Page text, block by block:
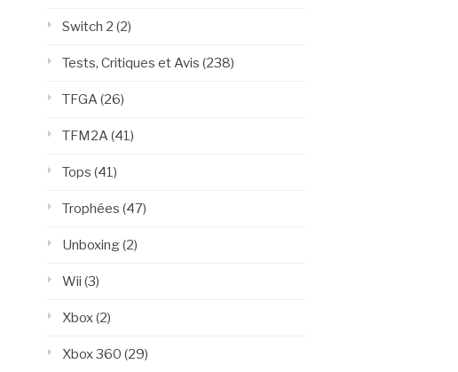
Switch 2 (2)
Tests, Critiques et Avis (238)
TFGA (26)
TFM2A (41)
Tops (41)
Trophées (47)
Unboxing(2)
Wii (3)
Xbox(2)
Xbox 360 (29)